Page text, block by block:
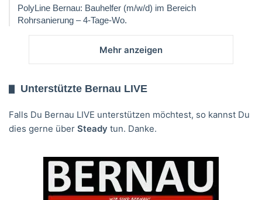
PolyLine Bernau: Bauhelfer (m/w/d) im Bereich
Rohrsanierung – 4-Tage-Wo.
Mehr anzeigen
Unterstützte Bernau LIVE
Falls Du Bernau LIVE unterstützen möchtest, so kannst Du
dies gerne über Steady tun. Danke.